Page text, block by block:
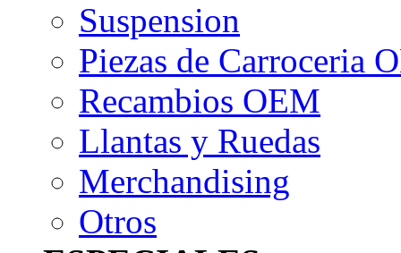
Suspension
Piezas de Carroceria
Recambios OEM
Llantas y Ruedas
Merchandising
Otros